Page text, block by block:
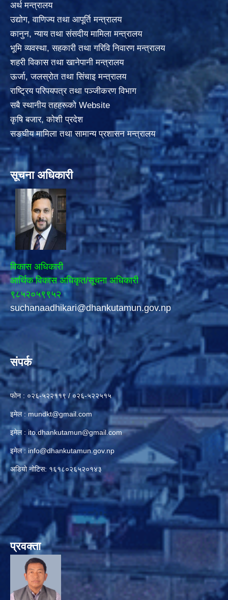
अर्थ मन्त्रालय
उद्योग, वाणिज्य तथा आपूर्ति मन्त्रालय
कानुन, न्याय तथा संसदीय मामिला मन्त्रालय
भूमि व्यवस्था, सहकारी तथा गरिवि निवारण मन्त्रालय
शहरी विकास तथा खानेपानी मन्त्रालय
ऊर्जा, जलस्रोत तथा सिंचाइ मन्त्रालय
राष्ट्रिय परिपयपत्र तथा पञ्जीकरण विभाग
सबै स्थानीय तहहरूको Website
कृषि बजार, कोशी प्रदेश
सङघीय मामिला तथा सामान्य प्रशासन मन्त्रालय
सूचना अधिकारी
विकास अधिकारी
आर्थिक विकास अधिकृत/सूचना अधिकारी
९८५२०५९९५२
suchanaadhikari@dhankutamun.gov.np
संपर्क
फोन : ०२६-५२२११९ / ०२६-५२२५१५
इमेल : mundkt@gmail.com
इमेल : ito.dhankutamun@gmail.com
इमेल : info@dhankutamun.gov.np
अडियो नोटिस: १६१८०२६५२०१४३
प्रवक्ता